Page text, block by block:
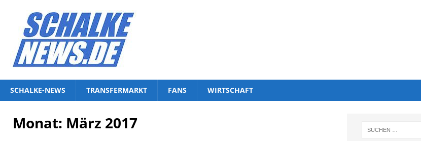
SCHALKE-NEWS TRANSFERMARKT FANS WIRTSCHAFT
Monat: März 2017